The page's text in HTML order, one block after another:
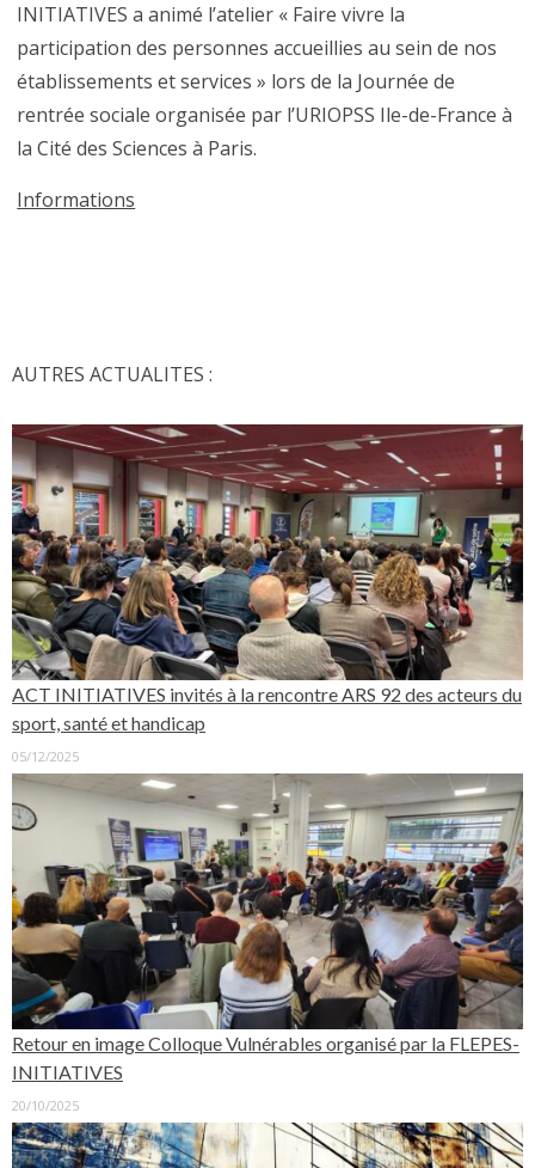
INITIATIVES a animé l’atelier « Faire vivre la
participation des personnes accueillies au sein de nos
établissements et services » lors de la Journée de
rentrée sociale organisée par l’URIOPSS Ile-de-France à
la Cité des Sciences à Paris.
Informations
AUTRES ACTUALITES :
ACT INITIATIVES invités à la rencontre ARS 92 des acteurs du
sport, santé et handicap
05/12/2025
Retour en image Colloque Vulnérables organisé par la FLEPES-
INITIATIVES
20/10/2025